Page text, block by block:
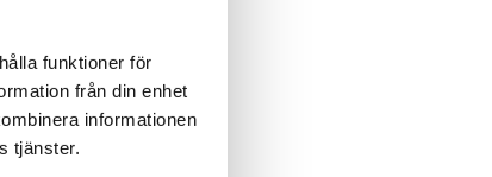
funktioner för
från din enhet
informationen
tjänster.